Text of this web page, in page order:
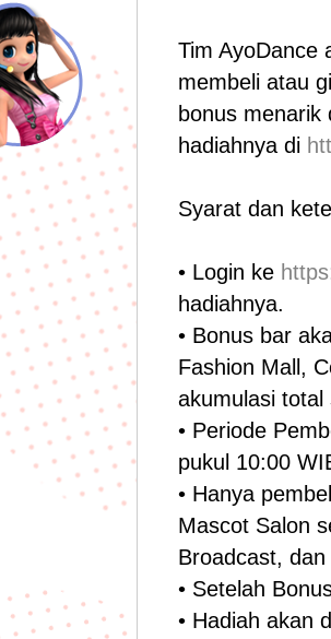
Tim AyoDance
membeli atau
bonus
hadiahnya di
Syarat dan
• Login ke
hadiahnya.
• Bonus bar
Fashion Mall,
akumulasi total
• Periode
pukul 10:00
• Hanya
Mascot Salon
Broadcast,
• Setelah
• Hadiah akan